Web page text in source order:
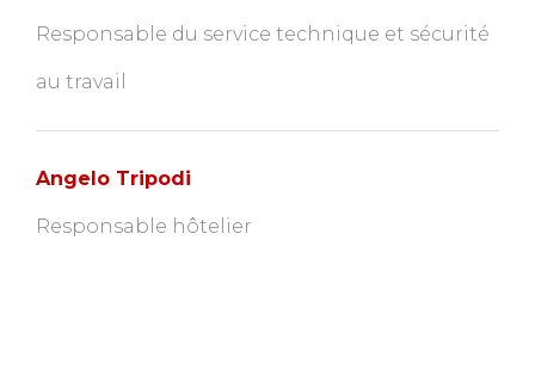
Responsable du service technique et sécurité
au travail
Angelo Tripodi
Responsable hôtelier